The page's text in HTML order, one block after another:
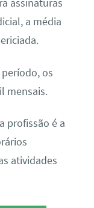
assinaturas
a média
os
mensais.
profissão é a
atividades